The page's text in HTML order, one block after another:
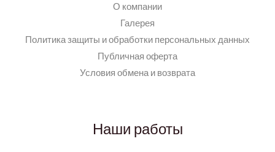
О компании
Галерея
Политика защиты и обработки персональных данных
Публичная оферта
Условия обмена и возврата
Наши работы